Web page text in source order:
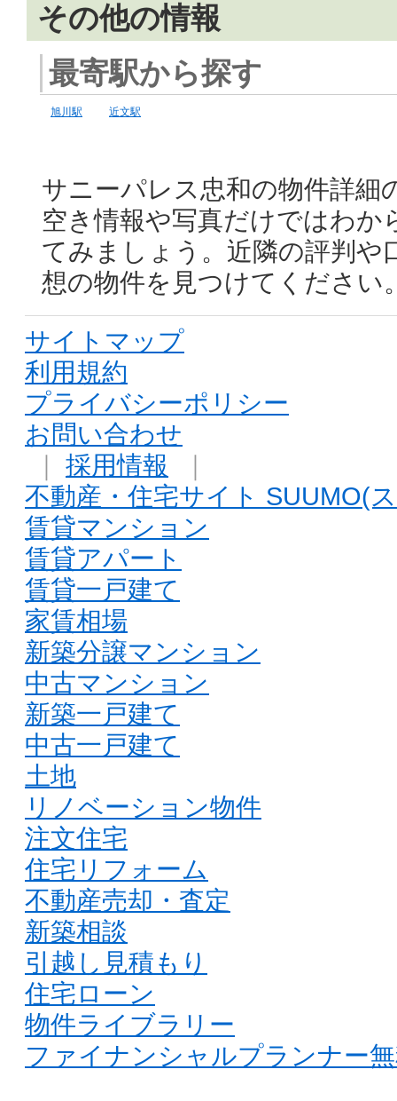
その他の情報
最寄駅から探す
旭川駅 近文駅
サニーパレス忠和の物件詳細
空き情報や写真だけではわか
てみましょう。近隣の評判や
想の物件を見つけてください
サイトマップ
利用規約
プライバシーポリシー
お問い合わせ
｜ 採用情報 ｜
不動産・住宅サイト SUUMO(
賃貸マンション
賃貸アパート
賃貸一戸建て
家賃相場
新築分譲マンション
中古マンション
新築一戸建て
中古一戸建て
土地
リノベーション物件
注文住宅
住宅リフォーム
不動産売却・査定
新築相談
引越し見積もり
住宅ローン
物件ライブラリー
ファイナンシャルプランナー